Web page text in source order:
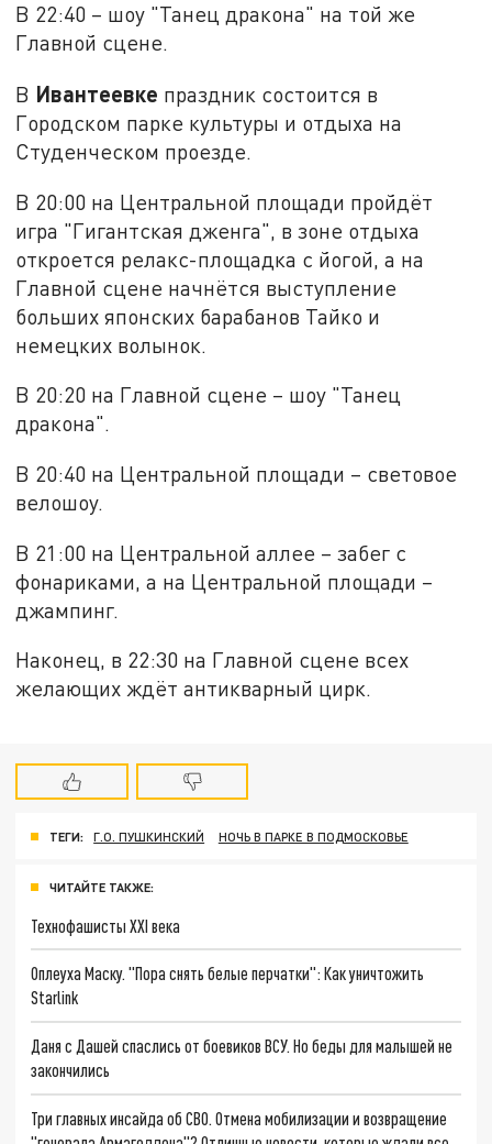
В 22:40 – шоу "Танец дракона" на той же
Главной сцене.
В Ивантеевке праздник состоится в
Городском парке культуры и отдыха на
Студенческом проезде.
В 20:00 на Центральной площади пройдёт
игра "Гигантская дженга", в зоне отдыха
откроется релакс-площадка с йогой, а на
Главной сцене начнётся выступление
больших японских барабанов Тайко и
немецких волынок.
В 20:20 на Главной сцене – шоу "Танец
дракона".
В 20:40 на Центральной площади – световое
велошоу.
В 21:00 на Центральной аллее – забег с
фонариками, а на Центральной площади –
джампинг.
Наконец, в 22:30 на Главной сцене всех
желающих ждёт антикварный цирк.
ТЕГИ: Г.О. ПУШКИНСКИЙ НОЧЬ В ПАРКЕ В ПОДМОСКОВЬЕ
ЧИТАЙТЕ ТАКЖЕ:
Технофашисты XXI века
Оплеуха Маску. "Пора снять белые перчатки": Как уничтожить
Starlink
Даня с Дашей спаслись от боевиков ВСУ. Но беды для малышей не
закончились
Три главных инсайда об СВО. Отмена мобилизации и возвращение